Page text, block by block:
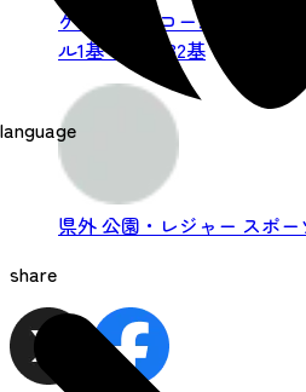
language
ゲレンデ14 コース12 ロープ
ル1基 リフト32基
県外公園・レジャー スポー
share